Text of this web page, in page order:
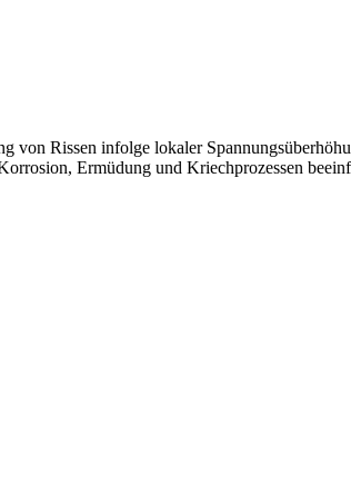
von Rissen infolge lokaler
Ermüdung und Kriechprozessen